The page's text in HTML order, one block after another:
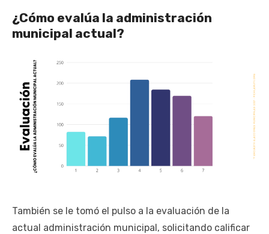
¿Cómo evalúa la administración
municipal actual?
También se le tomó el pulso a la evaluación de la
actual administración municipal, solicitando calificar